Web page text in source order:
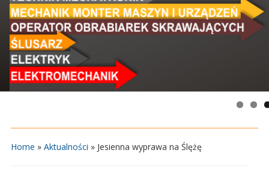
Home » Aktualności » Jesienna wyprawa na Ślężę